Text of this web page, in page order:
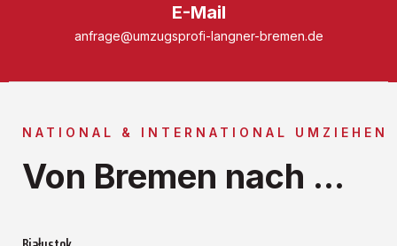
E-Mail
anfrage@umzugsprofi-langner-bremen.de
NATIONAL & INTERNATIONAL UMZIEHEN
Von Bremen nach ...